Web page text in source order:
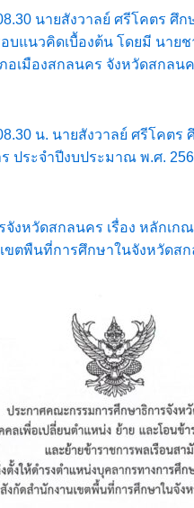
นายสังวาลย์ ศรีโคตร
แนวคิดเบื้องต้น โดยมี นาย
เมืองสกลนคร จังหวัดสกลน
น. นายสังวาลย์ ศรีโค
ประจำปีงบประมาณ พ.ศ.
งหวัดสกลนคร เรื่อง หลักเก
ขตพืนที่การศึกษาในจังหวัดส